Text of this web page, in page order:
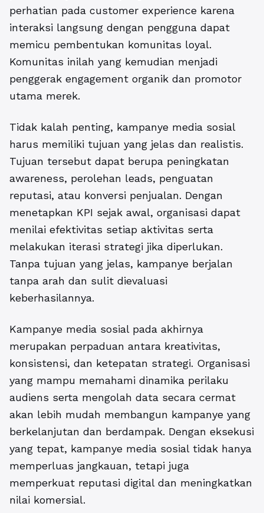
perhatian pada customer experience karena
interaksi langsung dengan pengguna dapat
memicu pembentukan komunitas loyal.
Komunitas inilah yang kemudian menjadi
penggerak engagement organik dan promotor
utama merek.
Tidak kalah penting, kampanye media sosial
harus memiliki tujuan yang jelas dan realistis.
Tujuan tersebut dapat berupa peningkatan
awareness, perolehan leads, penguatan
reputasi, atau konversi penjualan. Dengan
menetapkan KPI sejak awal, organisasi dapat
menilai efektivitas setiap aktivitas serta
melakukan iterasi strategi jika diperlukan.
Tanpa tujuan yang jelas, kampanye berjalan
tanpa arah dan sulit dievaluasi
keberhasilannya.
Kampanye media sosial pada akhirnya
merupakan perpaduan antara kreativitas,
konsistensi, dan ketepatan strategi. Organisasi
yang mampu memahami dinamika perilaku
audiens serta mengolah data secara cermat
akan lebih mudah membangun kampanye yang
berkelanjutan dan berdampak. Dengan eksekusi
yang tepat, kampanye media sosial tidak hanya
memperluas jangkauan, tetapi juga
memperkuat reputasi digital dan meningkatkan
nilai komersial.